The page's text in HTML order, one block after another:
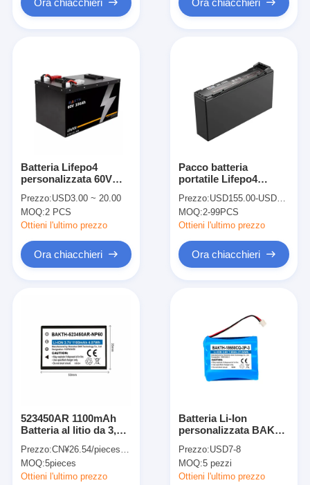
Prodotti
Visita alla fabbrica
Controllo della qualità
Casi
Ora chiacchieri
Pacchetto dell'Accumulatore litio-ione
Pacco batteria ai polimeri di litio
Ora chiacchieri Ora chiacchieri
Batteria Lifepo4
personalizzata 60V
litio OEM ODM Con
BMS
Prezzo:USD3.00 ~ 20.00
MOQ:2 PCS
Ottieni l'ultimo prezzo
Ora chiacchieri
Pacco batteria
portatile Lifepo4
Batteria Lifepo4 Facile
installazione
Personalizzato
Prezzo:USD155.00-USD170.00/PC
MOQ:2-99PCS
Ottieni l'ultimo prezzo
Ora chiacchieri
523450AR 1100mAh
Batteria al litio da 3,7 V
dispositivi digitali
Prezzo:CN¥26.54/pieces 2-499 pieces
MOQ:5pieces
Ottieni l'ultimo prezzo
Batteria Li-Ion
personalizzata BAKTH
7650mAh per
elettronica
Prezzo:USD7-8
MOQ:5 pezzi
Ottieni l'ultimo prezzo